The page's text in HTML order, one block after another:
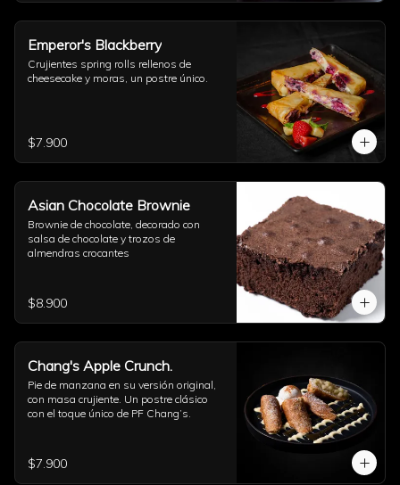
Emperor's Blackberry
Crujientes spring rolls rellenos de
cheesecake y moras, un postre único.
$7.900
Asian Chocolate Brownie
Brownie de chocolate, decorado con
salsa de chocolate y trozos de
almendras crocantes
$8.900
Chang's Apple Crunch.
Pie de manzana en su versión original,
con masa crujiente. Un postre clásico
con el toque único de PF Chang’s.
$7.900